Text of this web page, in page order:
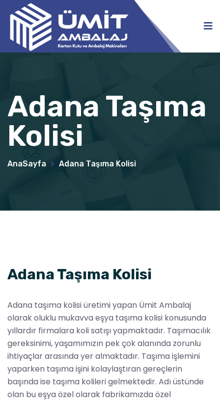
Adana Taşıma
Kolisi
AnaSayfa Adana Taşıma Kolisi
Adana Taşıma Kolisi
Adana taşıma kolisi üretimi yapan Ümit Ambalaj
olarak oluklu mukavva eşya taşıma kolisi konusunda
yıllardır firmalara koli satışı yapmaktadır. Taşımacılık
gereksinimi, yaşamımızın pek çok alanında zorunlu
ihtiyaçlar arasında yer almaktadır. Taşıma işlemini
yaparken taşıma işini kolaylaştıran gereçlerin
başında ise taşıma kolileri gelmektedir. Adı üstünde
olan bu eşya özel olarak fabrikamızda özel